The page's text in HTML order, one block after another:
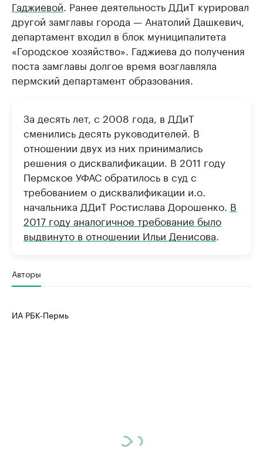
Гаджиевой . Ранее деятельность ДДиТ курировал
другой замглавы города — Анатолий Дашкевич,
департамент входил в блок муниципалитета
«Городское хозяйство». Гаджиева до получения
поста замглавы долгое время возглавляла
пермский департамент образования.
За десять лет, с 2008 года, в ДДиТ
сменились десять руководителей. В
отношении двух из них принимались
решения о дисквалификации. В 2011 году
Пермское УФАС обратилось в суд с
требованием о дисквалификации и.о.
начальника ДДиТ Ростислава Дорошенко. В
2017 году аналогичное требование было
выдвинуто в отношении Ильи Денисова
Авторы
ИА РБК-Пермь